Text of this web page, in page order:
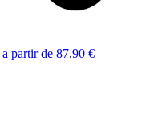
a partir de 87,90 €